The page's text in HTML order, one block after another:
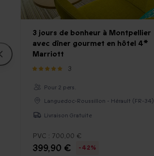
3 jours de bonheur à Montpellier
avec dîner gourmet en hôtel 4*
Marriott
3
Pour 2 pers.
Languedoc-Roussillon - Hérault (FR-34)
Livraison Gratuite
PVC : 700,00 €
399,90 € -42%